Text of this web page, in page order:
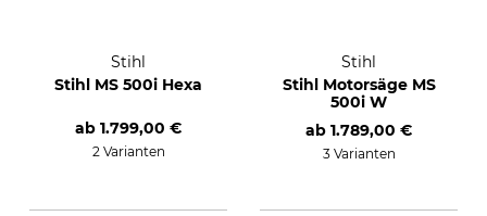
Stihl
Stihl MS 500i Hexa
ab 1.799,00 €
2 Varianten
Stihl
Stihl Motorsäge MS
500i W
ab 1.789,00 €
3 Varianten